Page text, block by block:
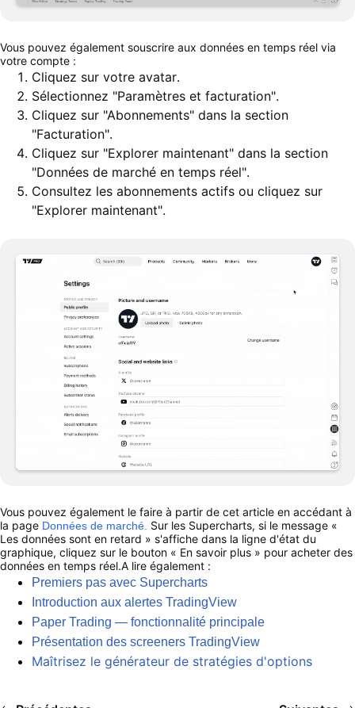
Vous pouvez également souscrire aux données en temps réel via
votre compte :
Cliquez sur votre avatar.
Sélectionnez "Paramètres et facturation".
Cliquez sur "Abonnements" dans la section
"Facturation".
Cliquez sur "Explorer maintenant" dans la section
"Données de marché en temps réel".
Consultez les abonnements actifs ou cliquez sur
"Explorer maintenant".
Vous pouvez également le faire à partir de cet article en accédant à
la page Données de marché. Sur les Supercharts, si le message «
Les données sont en retard » s'affiche dans la ligne d'état du
graphique, cliquez sur le bouton « En savoir plus » pour acheter des
données en temps réel.A lire également :
Premiers pas avec Supercharts
Introduction aux alertes TradingView
Paper Trading — fonctionnalité principale
Présentation des screeners TradingView
Maîtrisez le générateur de stratégies d'options